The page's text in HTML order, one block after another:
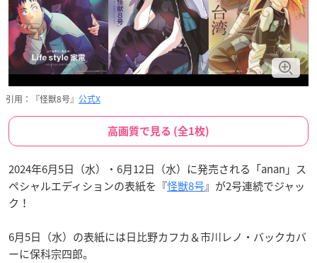
引用：『怪獣8号』 公式X
高画質で見る (全1枚)
2024年6月5日（水）・6月12日（水）に発売される「anan」ス
ペシャルエディションの表紙を『怪獣8号』が2号連続でジャッ
ク！
6月5日（水）の表紙には日比野カフカ＆市川レノ・バックカバ
ーに保科宗四郎。